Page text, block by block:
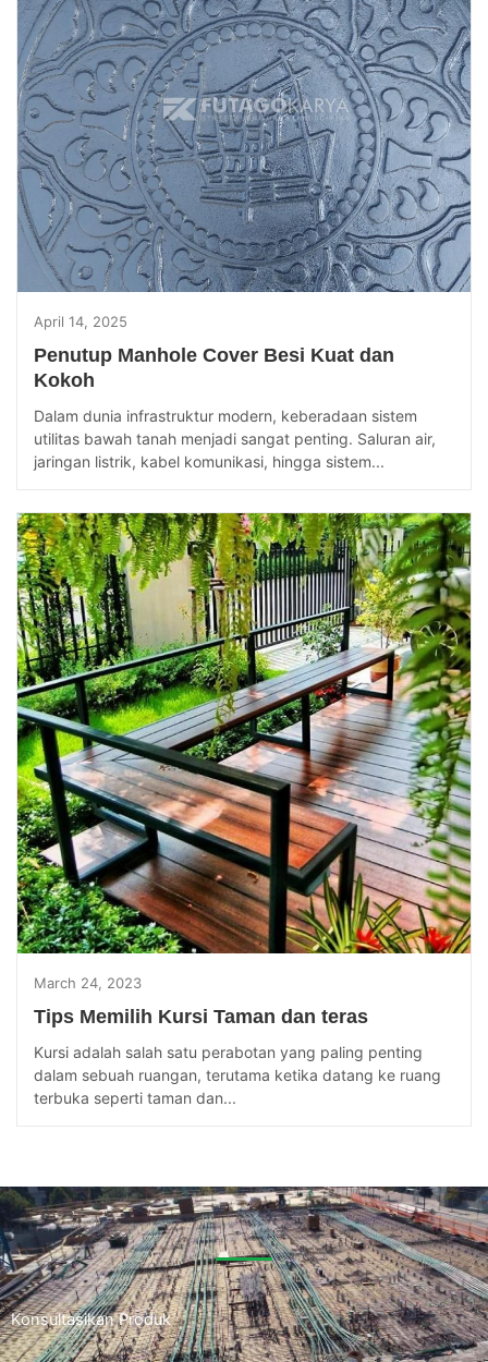
April 14, 2025
Penutup Manhole Cover Besi Kuat dan
Kokoh
Dalam dunia infrastruktur modern, keberadaan sistem
utilitas bawah tanah menjadi sangat penting. Saluran air,
jaringan listrik, kabel komunikasi, hingga sistem...
March 24, 2023
Tips Memilih Kursi Taman dan teras
Kursi adalah salah satu perabotan yang paling penting
dalam sebuah ruangan, terutama ketika datang ke ruang
terbuka seperti taman dan...
Konsultasikan Produk